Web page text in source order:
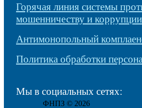
Горячая линия системы
мошенничеству и коррупции
Антимонопольный
Политика обработки
Мы в социальных сетях:
ФНПЗ © 2026